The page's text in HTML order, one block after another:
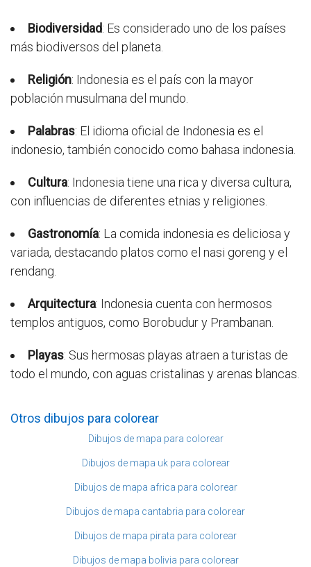
Biodiversidad: Es considerado uno de los países
más biodiversos del planeta.
Religión: Indonesia es el país con la mayor
población musulmana del mundo.
Palabras: El idioma oficial de Indonesia es el
indonesio, también conocido como bahasa indonesia.
Cultura: Indonesia tiene una rica y diversa cultura,
con influencias de diferentes etnias y religiones.
Gastronomía: La comida indonesia es deliciosa y
variada, destacando platos como el nasi goreng y el
rendang.
Arquitectura: Indonesia cuenta con hermosos
templos antiguos, como Borobudur y Prambanan.
Playas: Sus hermosas playas atraen a turistas de
todo el mundo, con aguas cristalinas y arenas blancas.
Otros dibujos para colorear
Dibujos de mapa para colorear
Dibujos de mapa uk para colorear
Dibujos de mapa africa para colorear
Dibujos de mapa cantabria para colorear
Dibujos de mapa pirata para colorear
Dibujos de mapa bolivia para colorear